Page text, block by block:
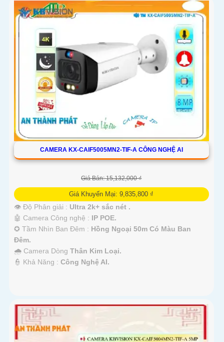
CAMERA KX-CAIF5005MN2-TIF-A CÔNG NGHỆ AI
Giá Bán: 15,132,000 ₫
Giá Khuyến Mại: 9,835,800 ₫
👁 Độ Phân giải : Ultra 2k+ sắc nét .
🤖️ Camera Công nghệ : IP POE.
✪ Tầm Nhìn Ban Đêm : Hồng Ngoại 50m Có Màu Ban
Đêm.
🌧️ Camera Dòng Thân Kim Loại.
️👮 Khả Năng : Công Nghệ AI.